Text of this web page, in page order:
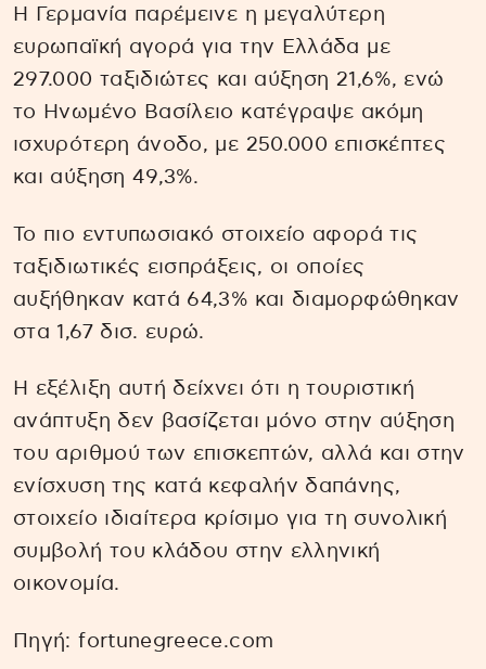
Η Γερμανία παρέμεινε η μεγαλύτερη
ευρωπαϊκή αγορά για την Ελλάδα με
297.000 ταξιδιώτες και αύξηση 21,6%, ενώ
το Ηνωμένο Βασίλειο κατέγραψε ακόμη
ισχυρότερη άνοδο, με 250.000 επισκέπτες
και αύξηση 49,3%.
Το πιο εντυπωσιακό στοιχείο αφορά τις
ταξιδιωτικές εισπράξεις, οι οποίες
αυξήθηκαν κατά 64,3% και διαμορφώθηκαν
στα 1,67 δισ. ευρώ.
Η εξέλιξη αυτή δείχνει ότι η τουριστική
ανάπτυξη δεν βασίζεται μόνο στην αύξηση
του αριθμού των επισκεπτών, αλλά και στην
ενίσχυση της κατά κεφαλήν δαπάνης,
στοιχείο ιδιαίτερα κρίσιμο για τη συνολική
συμβολή του κλάδου στην ελληνική
οικονομία.
Πηγή: fortunegreece.com